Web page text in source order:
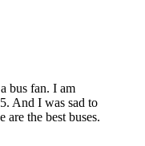
bus fan. I am
And I was sad to
are the best buses.